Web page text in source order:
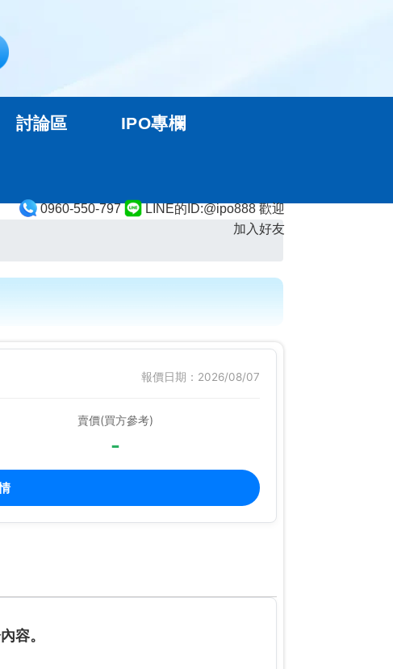
0960-550-797
LINE的ID:@ipo888 歡迎
加入好友
討論區 IPO專欄
報價日期：2026/08/07
賣價(買方參考)
-
容。